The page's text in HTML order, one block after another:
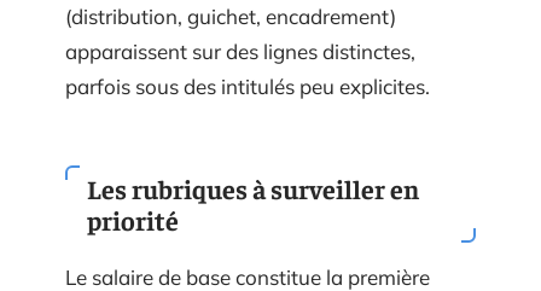
(distribution, guichet, encadrement)
apparaissent sur des lignes distinctes,
parfois sous des intitulés peu explicites.
Les rubriques à surveiller en
priorité
Le salaire de base constitue la première